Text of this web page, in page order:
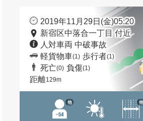
2019年11月29日(金)05:20
新宿区中落合一丁目 付近
人対車両 中破事故
軽貨物車(1) 歩行者(1)
死亡(0) 負傷(1)
距離129m
他 他